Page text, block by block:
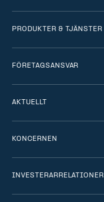
PRODUKTER & TJÄNSTER
FÖRETAGSANSVAR
AKTUELLT
KONCERNEN
INVESTERARRELATIONER